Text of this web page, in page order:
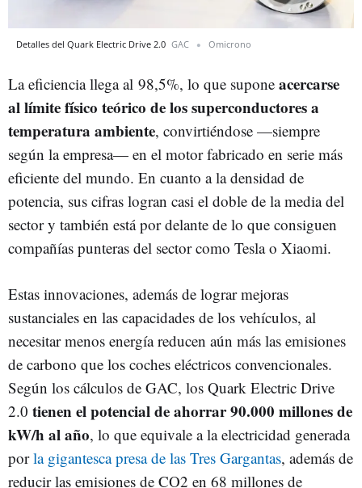
Detalles del Quark Electric Drive 2.0 GAC Omicrono
La eficiencia llega al 98,5%, lo que supone acercarse
al límite físico teórico de los superconductores a
temperatura ambiente, convirtiéndose —siempre
según la empresa— en el motor fabricado en serie más
eficiente del mundo. En cuanto a la densidad de
potencia, sus cifras logran casi el doble de la media del
sector y también está por delante de lo que consiguen
compañías punteras del sector como Tesla o Xiaomi.
Estas innovaciones, además de lograr mejoras
sustanciales en las capacidades de los vehículos, al
necesitar menos energía reducen aún más las emisiones
de carbono que los coches eléctricos convencionales.
Según los cálculos de GAC, los Quark Electric Drive
2.0 tienen el potencial de ahorrar 90.000 millones de
kW/h al año, lo que equivale a la electricidad generada
porla gigantesca presa de las Tres Gargantas, además de
reducir las emisiones de CO2 en 68 millones de